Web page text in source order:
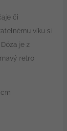
či
víku si
je z
retro